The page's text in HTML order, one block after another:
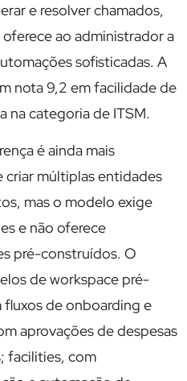
e resolver chamados,
ao administrador a
sofisticadas. A
nota 9,2 em facilidade de
na categoria de ITSM.
é ainda mais
criar múltiplas entidades
mas o modelo exige
e não oferece
pré-construídos. O
de workspace pré-
de onboarding e
aprovações de despesas
facilities, com